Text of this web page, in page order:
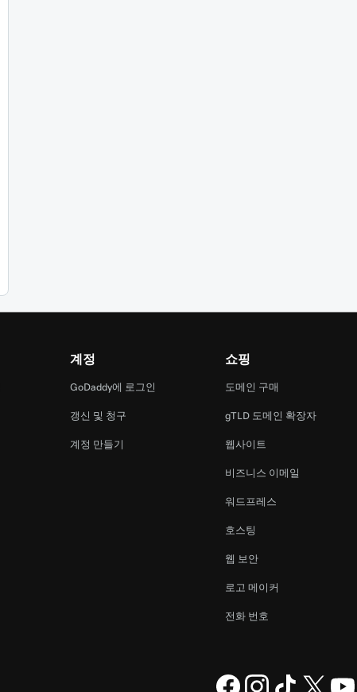
계정
GoDaddy에 로그인
갱신 및 청구
계정 만들기
쇼핑
도메인 구매
gTLD 도메인 확장자
웹사이트
비즈니스 이메일
워드프레스
호스팅
웹 보안
로고 메이커
전화 번호